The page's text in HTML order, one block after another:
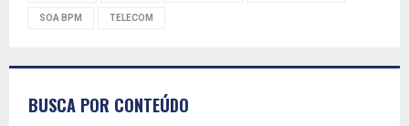
SOA BPM TELECOM
BUSCA POR CONTEÚDO